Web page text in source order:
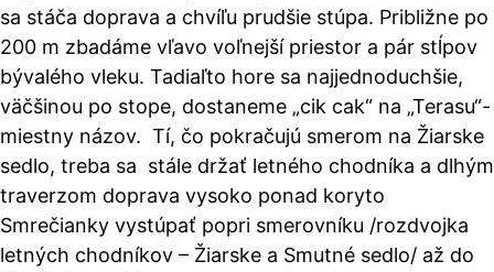
sa stáča doprava a chvíľu prudšie stúpa. Približne po
200 m zbadáme vľavo voľnejší priestor a pár stĺpov
bývalého vleku. Tadiaľto hore sa najjednoduchšie,
väčšinou po stope, dostaneme „cik cak“ na „Terasu“-
miestny názov. Tí, čo pokračujú smerom na Žiarske
sedlo, treba sa stále držať letného chodníka a dlhým
traverzom doprava vysoko ponad koryto
Smrečianky vystúpať popri smerovníku /rozdvojka
letných chodníkov – Žiarske a Smutné sedlo/ až do